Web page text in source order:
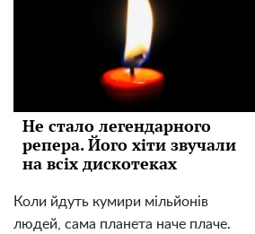
Не стало легендарного
репера. Його хіти звучали
на всіх дискотеках
Коли йдуть кумири мільйонів
людей, сама планета наче плаче.